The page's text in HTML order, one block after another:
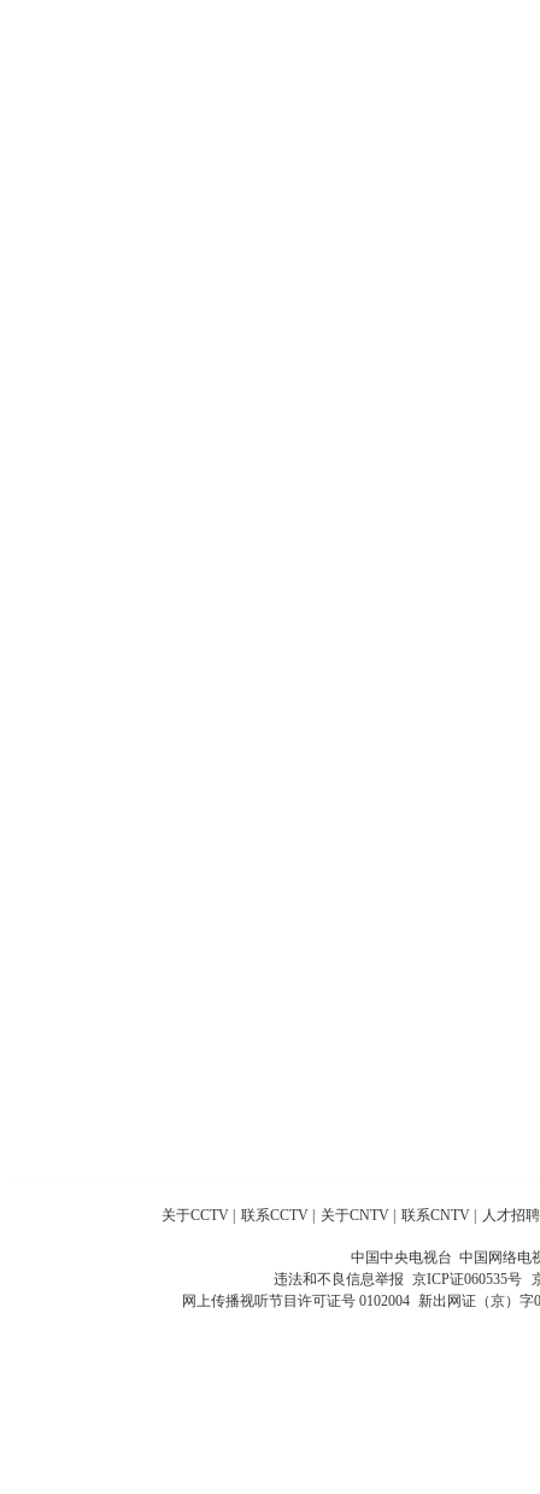
关于CCTV 联系CCTV 关于CNTV 联系CNTV 人才招聘
中国中央电视台 中国网络电
违法和不良信息举报 京ICP证060535号
网上传播视听节目许可证号 0102004 新出网证（京）